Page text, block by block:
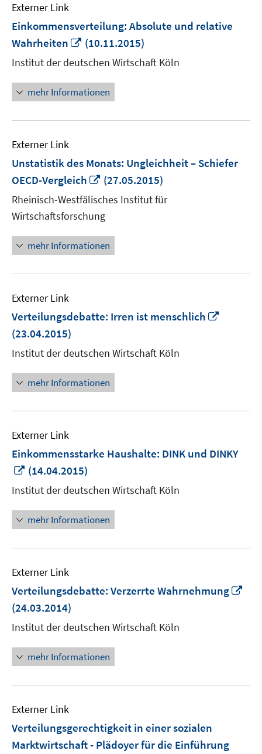
Externer Link
Einkommensverteilung: Absolute und relative
Wahrheiten
In
neuem
Fenster
öffnen
(10.11.2015)
Institut der deutschen Wirtschaft Köln
mehr Informationen
Externer Link
Unstatistik des Monats: Ungleichheit – Schiefer
OECD-Vergleich
In
neuem
Fenster
öffnen
(27.05.2015)
Rheinisch-Westfälisches Institut für
Wirtschaftsforschung
mehr Informationen
Externer Link
Verteilungsdebatte: Irren ist menschlich
(23.04.2015)
Institut der deutschen Wirtschaft Köln
mehr Informationen
Externer Link
Einkommensstarke Haushalte: DINK und DINKY
In
neuem
Fenster
öffnen
(14.04.2015)
Institut der deutschen Wirtschaft Köln
mehr Informationen
Externer Link
Verteilungsdebatte: Verzerrte Wahrnehmung
(24.03.2014)
Institut der deutschen Wirtschaft Köln
mehr Informationen
Externer Link
Verteilungsgerechtigkeit in einer sozialen
Marktwirtschaft - Plädoyer für die Einführung